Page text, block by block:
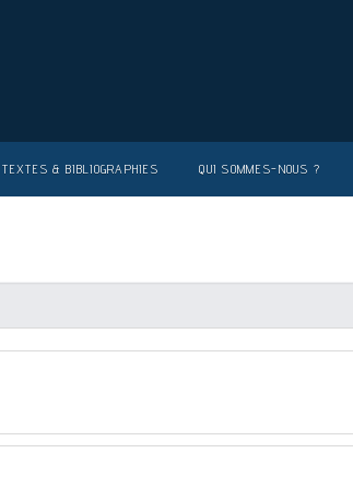
TEXTES & BIBLIOGRAPHIES QUI SOMMES-NOUS ?